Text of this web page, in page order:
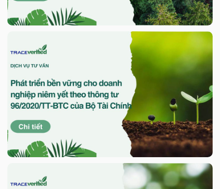
Phát triển bền vững cho doanh
nghiệp niêm yết theo thông tư
96/2020/TT-BTC của Bộ Tài
Chính
Chi tiết